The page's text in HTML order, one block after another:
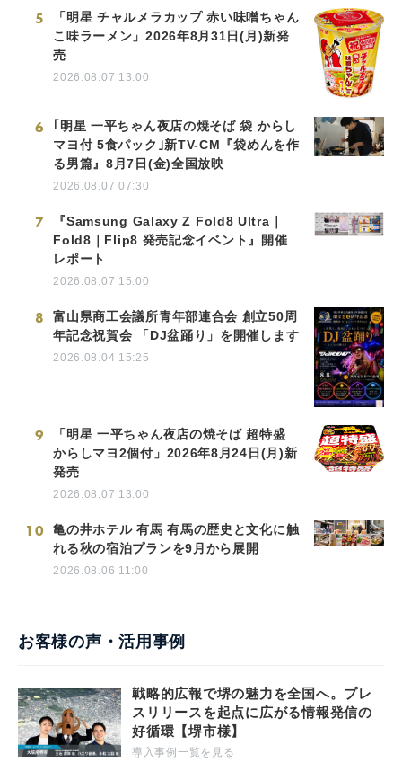
5
「明星 チャルメラカップ 赤い味噌ちゃん
こ味ラーメン」2026年8月31日(月)新発
売
2026.08.07 13:00
6
｢明星 一平ちゃん夜店の焼そば 袋 からし
マヨ付 5食パック｣新TV-CM『袋めんを作
る男篇』8月7日(金)全国放映
2026.08.07 07:30
7
『Samsung Galaxy Z Fold8 Ultra｜
Fold8｜Flip8 発売記念イベント』開催
レポート
2026.08.07 15:00
8
富山県商工会議所青年部連合会 創立50周
年記念祝賀会 「DJ盆踊り」を開催します
2026.08.04 15:25
9
「明星 一平ちゃん夜店の焼そば 超特盛
からしマヨ2個付」2026年8月24日(月)新
発売
2026.08.07 13:00
10
亀の井ホテル 有馬 有馬の歴史と文化に触
れる秋の宿泊プランを9月から展開
2026.08.06 11:00
お客様の声・活用事例
戦略的広報で堺の魅力を全国へ。プレ
スリリースを起点に広がる情報発信の
好循環【堺市様】
導入事例一覧を見る